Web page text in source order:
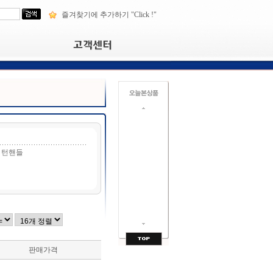
즐겨찾기에 추가하기 "Click !"
턴핸들
판매가격